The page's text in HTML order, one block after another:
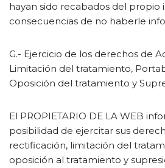
hayan sido recabados del propio
consecuencias de no haberle
G.- Ejercicio de los derechos de
Limitación del tratamiento,
Oposición del tratamiento y
El PROPIETARIO DE LA WEB
posibilidad de ejercitar sus
rectificación, limitación del
oposición al tratamiento y